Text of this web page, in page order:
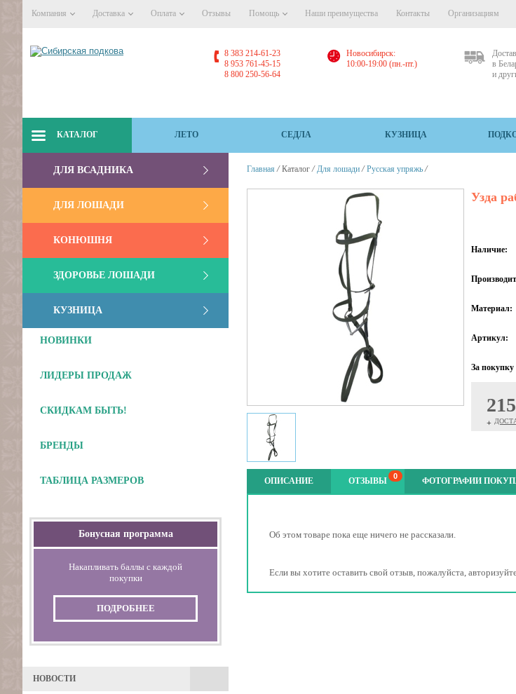
Компания Доставка Оплата Отзывы Помощь Наши преимущества Контакты Организациям
8 383 214-61-23
8 953 761-45-15
8 800 250-56-64
Новосибирск:
10:00-19:00 (пн.-пт.)
в
и
КАТАЛОГ ЛЕТО СЕДЛА КУЗНИЦА
ДЛЯ ВСАДНИКА
ДЛЯ ЛОШАДИ
КОНЮШНЯ
ЗДОРОВЬЕ ЛОШАДИ
КУЗНИЦА
НОВИНКИ
ЛИДЕРЫ ПРОДАЖ
СКИДКАМ БЫТЬ!
БРЕНДЫ
ТАБЛИЦА РАЗМЕРОВ
Бонусная программа
Накапливать баллы с каждой
покупки
ПОДРОБНЕЕ
НОВОСТИ
Главная / Каталог / Для лошади / Русская упряжь /
Узда
Наличие:
Материал:
Артикул:
За покупку
+
ОПИСАНИЕ ОТЗЫВЫ 0 ФОТОГРАФИИ
Об этом товаре пока еще ничего не рассказали.
Если вы хотите оставить свой отзыв, пожалуйста,